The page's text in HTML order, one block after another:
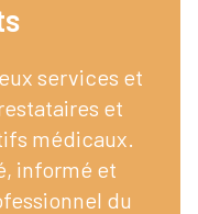
services et
et
médicaux.
informé et
du